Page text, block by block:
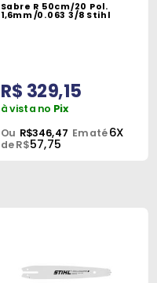
Sabre R 50cm/20 Pol.
1,6mm/0.063 3/8 Stihl
R$ 329,15
à vista no Pix
Ou R$346,47 Em até6X
de R$57,75